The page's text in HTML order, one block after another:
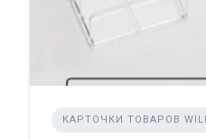
КАРТОЧКИ ТОВАРОВ